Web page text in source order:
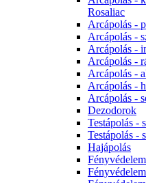
Rosaliac
Arcápolás -
Arcápolás -
Arcápolás -
Arcápolás -
Arcápolás -
Arcápolás -
Arcápolás -
Dezodorok
Testápolás -
Testápolás -
Hajápolás